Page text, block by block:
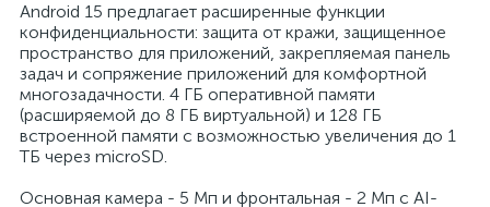
Android 15 предлагает расширенные функции
конфиденциальности: защита от кражи, защищенное
пространство для приложений, закрепляемая панель
задач и сопряжение приложений для комфортной
многозадачности. 4 ГБ оперативной памяти
(расширяемой до 8 ГБ виртуальной) и 128 ГБ
встроенной памяти с возможностью увеличения до 1
ТБ через microSD.
Основная камера - 5 Мп и фронтальная - 2 Мп с AI-